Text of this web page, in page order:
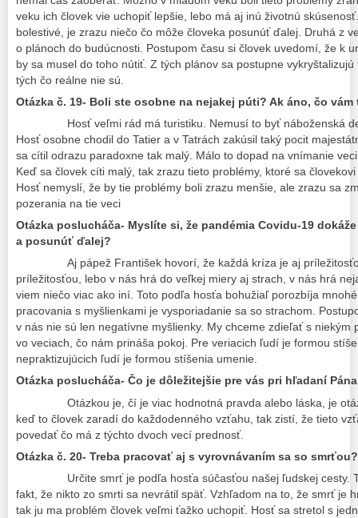
veku ich človek vie uchopiť lepšie, lebo má aj inú životnú
bolestivé, je zrazu niečo čo môže človeka posunúť ďalej. Druhá z
o plánoch do budúcnosti. Postupom času si človek uvedomí, že k
by sa musel do toho nútiť. Z tých plánov sa postupne
tých čo reálne nie sú.
Otázka č. 19- Boli ste osobne na nejakej púti? Ak áno, čo
Hosť veľmi rád má turistiku. Nemusí to byť náboženská
Hosť osobne chodil do Tatier a v Tatrách zakúsil taký pocit
sa cítil odrazu paradoxne tak malý. Málo to dopad na vnímanie
Keď sa človek cíti malý, tak zrazu tieto problémy, ktoré sa
Hosť nemyslí, že by tie problémy boli zrazu menšie, ale zrazu sa
pozerania na tie veci
Otázka poslucháča- Myslíte si, že pandémia Covidu-19
a posunúť ďalej?
Aj pápež František hovorí, že každá kríza je aj
príležitosťou, lebo v nás hrá do veľkej miery aj strach, v nás hrá
viem niečo viac ako iní. Toto podľa hosťa bohužiaľ porozbíja
pracovania s myšlienkami je vysporiadanie sa so strachom.
v nás nie sú len negatívne myšlienky. My chceme zdieľať s niekým
vo veciach, čo nám prináša pokoj. Pre veriacich ľudí je formou
nepraktizujúcich ľudí je formou stíšenia umenie.
Otázka poslucháča- Čo je dôležitejšie pre vás pri hľadaní
Otázkou je, čí je viac hodnotná pravda alebo láska, je
keď to človek zaradí do každodenného vzťahu, tak zistí, že tieto
povedať čo má z týchto dvoch vecí prednosť.
Otázka č. 20- Treba pracovať aj s vyrovnávaním sa so smrťou?
Určite smrť je podľa hosťa súčasťou našej ľudskej cesty.
fakt, že nikto zo smrti sa nevrátil späť. Vzhľadom na to, že smrť je
tak ju ma problém človek veľmi ťažko uchopiť. Hosť sa stretol s